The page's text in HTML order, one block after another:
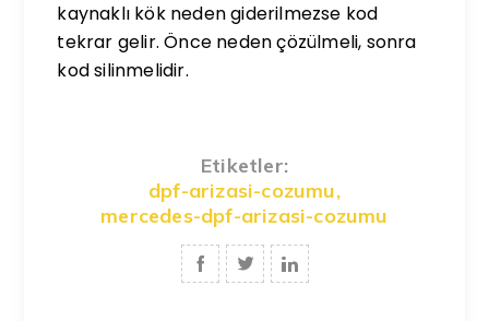
kaynaklı kök neden giderilmezse kod
tekrar gelir. Önce neden çözülmeli, sonra
kod silinmelidir.
Etiketler:
dpf-arizasi-cozumu,
mercedes-dpf-arizasi-cozumu